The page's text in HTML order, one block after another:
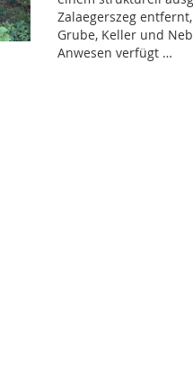
Zalaegerszeg
Grube, Keller und
Anwesen verfügt …